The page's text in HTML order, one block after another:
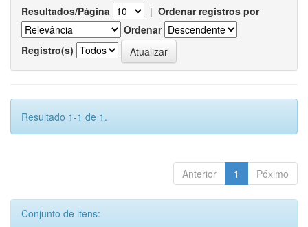
Resultados/Página | Ordenar registros por
Ordenar
Registro(s)
Resultado 1-1 de 1.
Anterior 1 Póximo
Conjunto de itens: